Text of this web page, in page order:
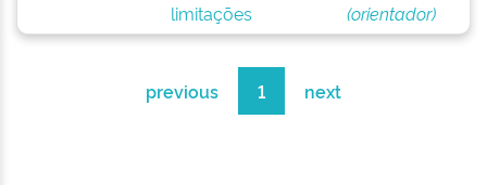
limitações
(orientador)
previous 1 next